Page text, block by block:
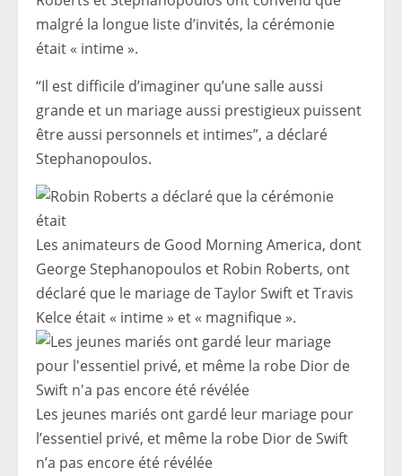
malgré la longue liste d’invités, la cérémonie
était « intime ».
“Il est difficile d’imaginer qu’une salle aussi
grande et un mariage aussi prestigieux puissent
être aussi personnels et intimes”, a déclaré
Stephanopoulos.
Les animateurs de Good Morning America, dont
George Stephanopoulos et Robin Roberts, ont
déclaré que le mariage de Taylor Swift et Travis
Kelce était « intime » et « magnifique ».
Les jeunes mariés ont gardé leur mariage pour
l’essentiel privé, et même la robe Dior de Swift
n’a pas encore été révélée